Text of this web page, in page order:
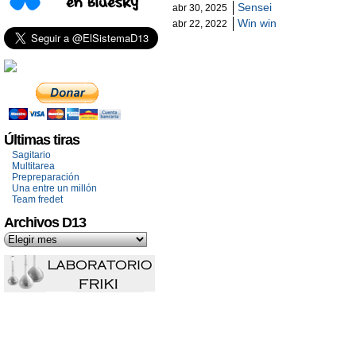
Últimas tiras
Sagitario
Multitarea
Prepreparación
Una entre un millón
Team fredet
Archivos D13
abr 30, 2025 Sensei
abr 22, 2022 Win win